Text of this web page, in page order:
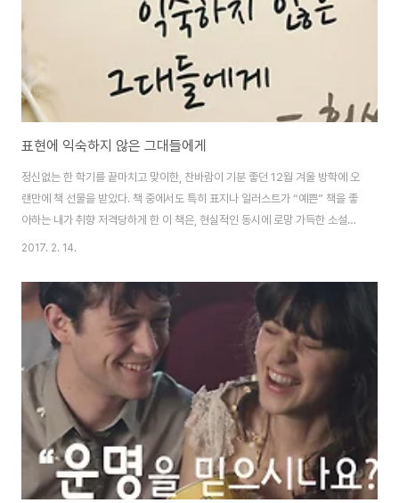
표현에 익숙하지 않은 그대들에게
정신없는 한 학기를 끝마치고 맞이한, 찬바람이 기분 좋던 12월 겨울 방학에 오
랜만에 책 선물을 받았다. 책 중에서도 특히 표지나 일러스트가 “예쁜” 책을 좋
아하는 내가 취향 저격당하게 한 이 책은, 현실적인 동시에 로망 가득한 소설을
쓰기로 유명한 프랑스 작가 파울로 코엘료의 짧은 글 모음집, 이었다. 페이지 한
트로 채워져 있어 가볍게 읽히지만 자주, 많이 들여다보게 되고 볼 때마다 새로
운 느낌을 받게 되는 책이다. 워낙 책을 두고두고 반복해서 읽는 걸 즐기는 나에
겐 매우 반갑고 고마운 선물이었다. 물론 유명한 작가의 글을 모아놓은 책이라
는 점이 제일 특징적이겠지만, 이 책의 특별함을 하나 더 꼽아보자면, 바로 책에
수록된 글이..
2017. 2. 14.